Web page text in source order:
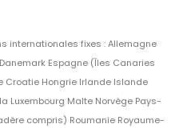
internationales fixes : Allemagne
Espagne (Îles Canaries
Croatie Hongrie Irlande Islande
Luxembourg Malte Norvège Pays-
compris) Roumanie Royaume-